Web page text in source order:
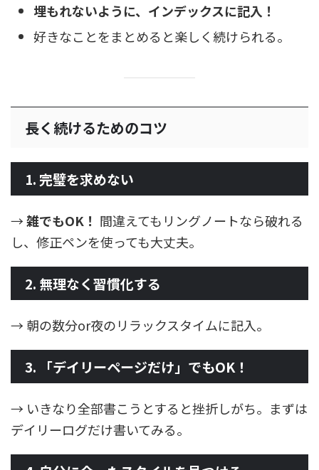
埋もれないように、インデックスに記入！
好きなことをまとめると楽しく続けられる。
長く続けるためのコツ
1. 完璧を求めない
→雑でもOK！ 間違えてもリングノートなら破れる
し、修正ペンを使っても大丈夫。
2. 無理なく習慣化する
→ 朝の数分or夜のリラックスタイムに記入。
3. 「デイリーページだけ」でもOK！
→ いきなり全部書こうとすると挫折しがち。まずは
デイリーログだけ書いてみる。